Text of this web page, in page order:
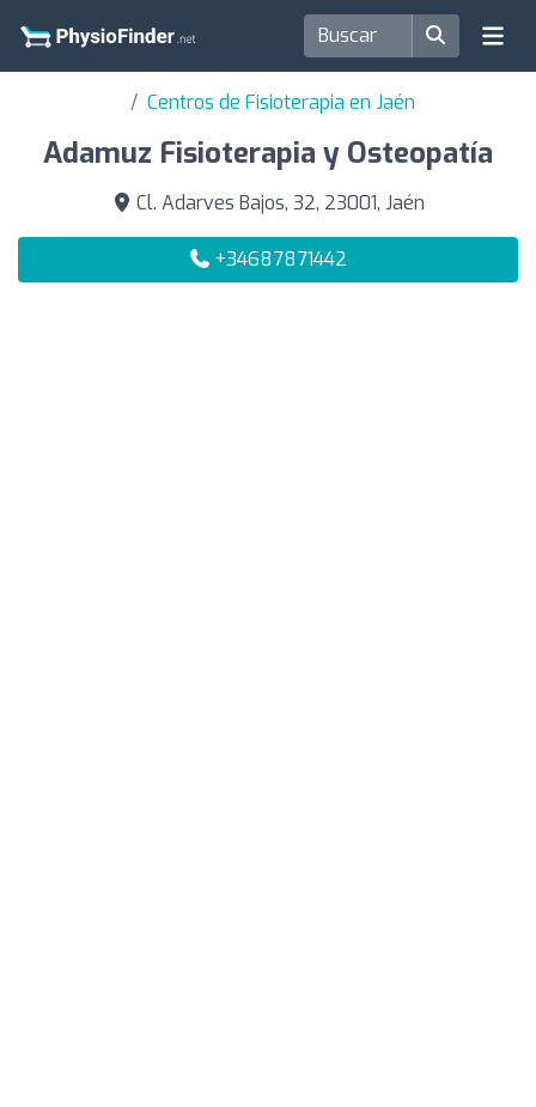
Centros de Fisioterapia en Jaén
Adamuz Fisioterapia y Osteopatía
Cl. Adarves Bajos, 32, 23001, Jaén
+34687871442